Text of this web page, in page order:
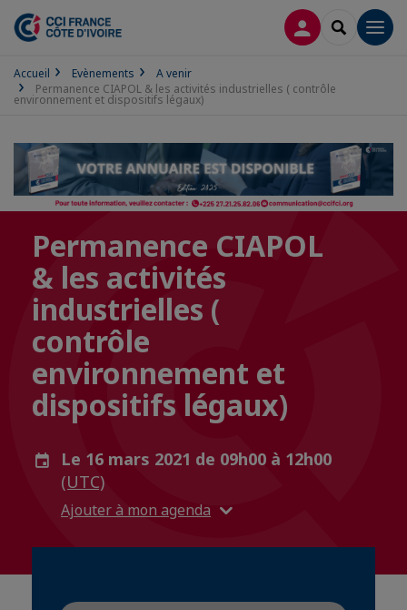
CONNEXION
Accueil Evènements
A venir
Permanence CIAPOL & les activités industrielles ( contrôle
environnement et dispositifs légaux)
Permanence CIAPOL
& les activités
industrielles (
contrôle
environnement et
dispositifs légaux)
Le 16 mars 2021 de 09h00 à 12h00
(UTC)
Ajouter à mon agenda